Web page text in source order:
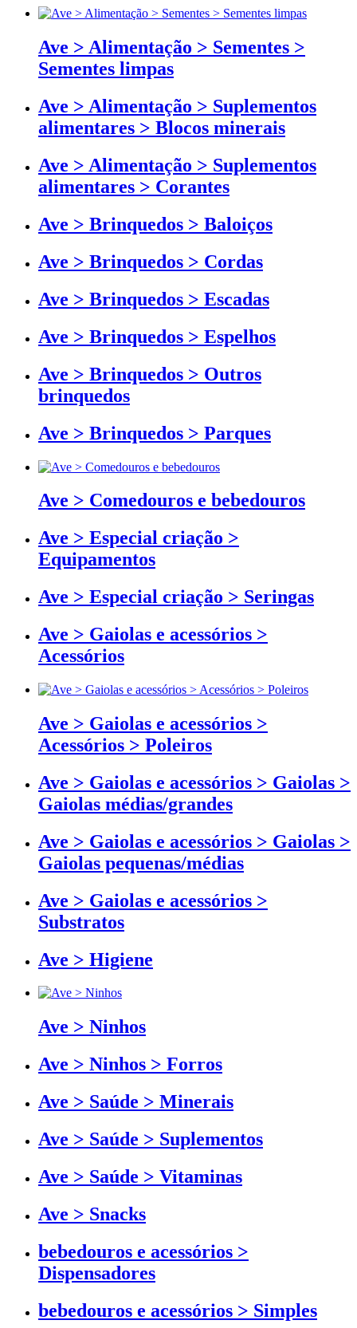
Ave > Alimentação > Sementes >
Sementes limpas
Ave > Alimentação > Suplementos
alimentares > Blocos minerais
Ave > Alimentação > Suplementos
alimentares > Corantes
Ave > Brinquedos > Baloiços
Ave > Brinquedos > Cordas
Ave > Brinquedos > Escadas
Ave > Brinquedos > Espelhos
Ave > Brinquedos > Outros
brinquedos
Ave > Brinquedos > Parques
Ave > Comedouros e bebedouros
Ave > Especial criação >
Equipamentos
Ave > Especial criação > Seringas
Ave > Gaiolas e acessórios >
Acessórios
Ave > Gaiolas e acessórios >
Acessórios > Poleiros
Ave > Gaiolas e acessórios > Gaiolas >
Gaiolas médias/grandes
Ave > Gaiolas e acessórios > Gaiolas >
Gaiolas pequenas/médias
Ave > Gaiolas e acessórios >
Substratos
Ave > Higiene
Ave > Ninhos
Ave > Ninhos > Forros
Ave > Saúde > Minerais
Ave > Saúde > Suplementos
Ave > Saúde > Vitaminas
Ave > Snacks
bebedouros e acessórios >
Dispensadores
bebedouros e acessórios > Simples